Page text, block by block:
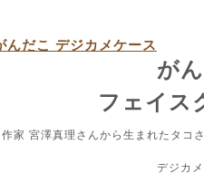
んだこ デジカメケース
が
フェイス
家 宮澤真理さんから生まれたタコ
デジカメ